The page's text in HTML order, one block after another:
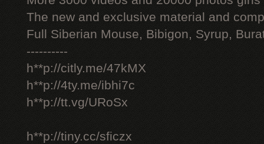
The new and exclusive material and
Full Siberian Mouse, Bibigon, Syrup,
----------
h**p://citly.me/47kMX
h**p://4ty.me/ibhi7c
h**p://tt.vg/URoSx
h**p://tiny.cc/sficzx